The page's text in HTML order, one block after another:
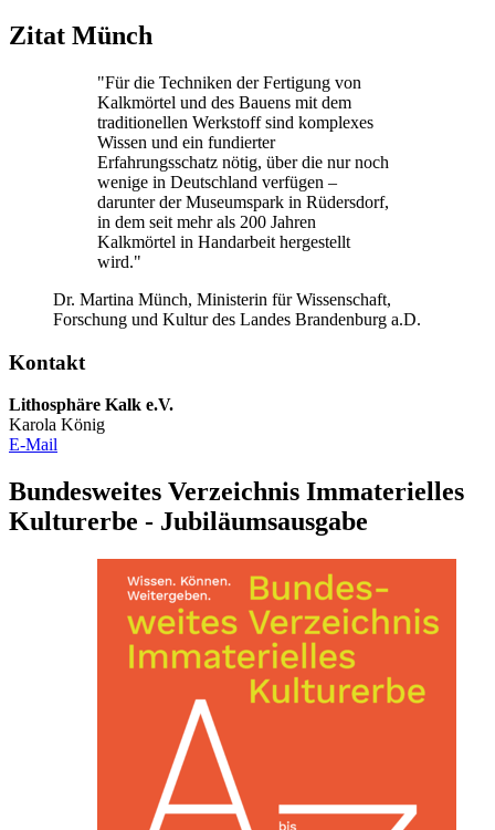
Zitat Münch
"Für die Techniken der Fertigung von
Kalkmörtel und des Bauens mit dem
traditionellen Werkstoff sind komplexes
Wissen und ein fundierter
Erfahrungsschatz nötig, über die nur noch
wenige in Deutschland verfügen –
darunter der Museumspark in Rüdersdorf,
in dem seit mehr als 200 Jahren
Kalkmörtel in Handarbeit hergestellt
wird."
Dr. Martina Münch, Ministerin für Wissenschaft,
Forschung und Kultur des Landes Brandenburg a.D.
Kontakt
Lithosphäre Kalk e.V.
Karola König
E-Mail
Bundesweites Verzeichnis Immaterielles
Kulturerbe - Jubiläumsausgabe